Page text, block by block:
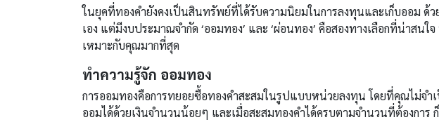
ในยุคที่ทองคำยังคงเป็นสินทรัพย์ที่ได้รับความนิยมในการลงทุนและเก็บออม
เอง แต่มีงบประมาณจำกัด ‘ออมทอง’ และ ‘ผ่อนทอง’ คือสองทางเลือกที่น่าส
เหมาะกับคุณมากที่สุด
ทำความรู้จัก ออมทอง
การออมทองคือการทยอยซื้อทองคำสะสมในรูปแบบหน่วยลงทุน โดยที่คุณไม่จ
ออมได้ด้วยเงินจำนวนน้อยๆ และเมื่อสะสมทองคำได้ครบตามจำนวนที่ต้องการ